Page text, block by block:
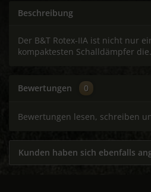
Beschreibung
Der B&T Rotex-IIA ist nicht nur
kompaktesten Schalldämpfer
Bewertungen 0
Bewertungen lesen, schreiben
Kunden haben sich ebenfalls